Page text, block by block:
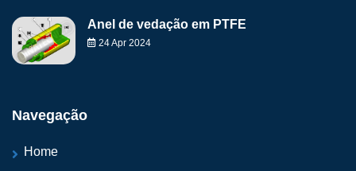
Anel de vedação em PTFE
24 Apr 2024
Navegação
Home